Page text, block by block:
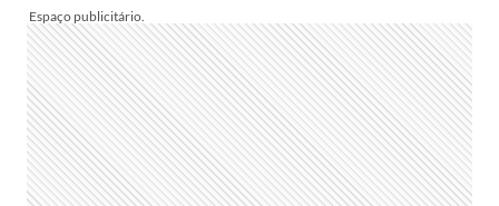
2022:
ENQUETE
ATUALIZADA
PREVÊ
ELIMINAÇÃO
NA
5ª
DR;